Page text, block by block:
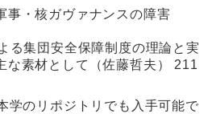
・核ガヴァナンスの障害
集団安全保障制度の理論と実
素材として（佐藤哲夫） 211
学のリポジトリでも入手可能で